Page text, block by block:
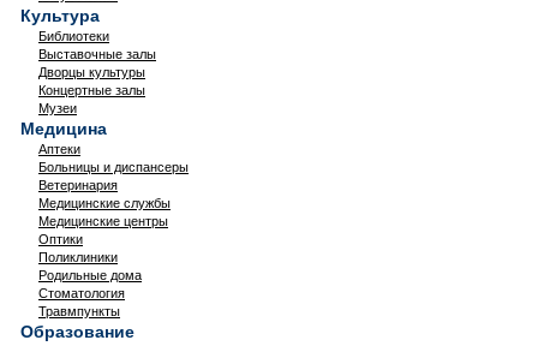
Культура
Библиотеки
Выставочные залы
Дворцы культуры
Концертные залы
Музеи
Медицина
Аптеки
Больницы и диспансеры
Ветеринария
Медицинские службы
Медицинские центры
Оптики
Поликлиники
Родильные дома
Стоматология
Травмпункты
Образование